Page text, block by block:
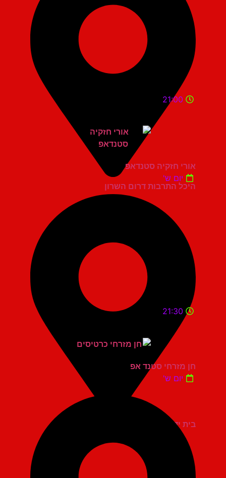
היכל התרבות דרום השרון
21:00
אורי חזקיה סטנדאפ
יום ש'
בית יד לבנים אשדוד
21:30
חן מזרחי סטנד אפ
יום ש'